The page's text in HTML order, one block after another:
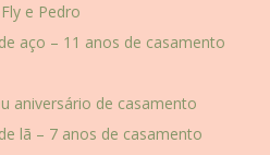
e Pedro
aço – 11 anos de casamento
aniversário de casamento
lã – 7 anos de casamento